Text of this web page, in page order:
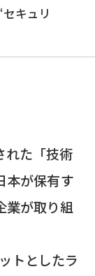
キュリ
れた「技術
本が保有す
業が取り組
トとしたラ